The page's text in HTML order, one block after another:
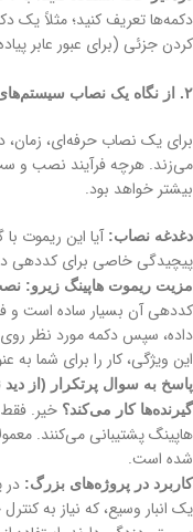
دکمه‌ها تعریف کنید؛ مثلاً یک
کردن جزئی (برای عبور عابر
۲. از نگاه یک نصاب سیستم‌های امنیتی: سهولت کار، رضایت مشتری
برای یک نصاب حرفه‌ای، زمان،
می‌زند. هرچه فرآیند نصب و ست
بیشتر خواهد بود.
دغدغه نصاب: آیا این ریموت
پیچیدگی خاصی برای کددهی
مزیت ریموت هاپینگ زیرو:
داده، سپس دکمه مورد نظر روی
این ویژگی، کار را برای شما
پاسخ به سوال پرتکرار (از
گیرنده‌ها کار می‌کند؟ خیر. فقط
هاپینگ پشتیبانی می‌کنند.
شده است.
کاربرد در پروژه‌های بزرگ: در
یک انبار وسیع، که نیاز به